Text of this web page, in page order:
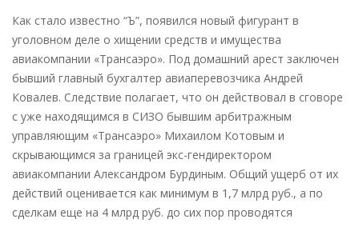
«Трансаэро»
приобщили
бухгалтера:
финансист
попал
под
домашний
—
Как стало известно “Ъ”, появился новый фигурант в
уголовном деле о хищении средств и имущества
авиакомпании «Трансаэро». Под домашний арест заключен
бывший главный бухгалтер авиаперевозчика Андрей
Ковалев. Следствие полагает, что он действовал в сговоре
с уже находящимся в СИЗО бывшим арбитражным
управляющим «Трансаэро» Михаилом Котовым и
скрывающимся за границей экс-гендиректором
авиакомпании Александром Бурдиным. Общий ущерб от их
действий оценивается как минимум в 1,7 млрд руб., а по
сделкам еще на 4 млрд руб. до сих пор проводятся